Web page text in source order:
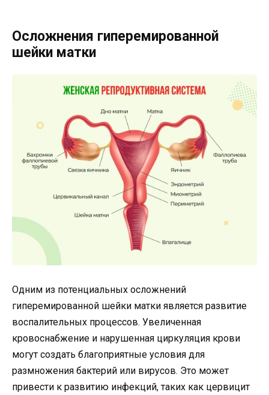
Осложнения гиперемированной
шейки матки
Одним из потенциальных осложнений
гиперемированной шейки матки является развитие
воспалительных процессов. Увеличенная
кровоснабжение и нарушенная циркуляция крови
могут создать благоприятные условия для
размножения бактерий или вирусов. Это может
привести к развитию инфекций, таких как цервицит